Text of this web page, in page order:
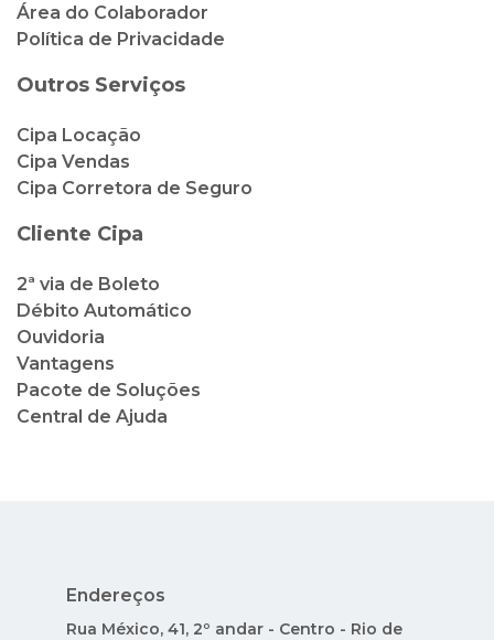
Área do Colaborador
Política de Privacidade
Outros Serviços
Cipa Locação
Cipa Vendas
Cipa Corretora de Seguro
Cliente Cipa
2ª via de Boleto
Débito Automático
Ouvidoria
Vantagens
Pacote de Soluções
Central de Ajuda
Endereços
Rua México, 41, 2º andar - Centro - Rio de